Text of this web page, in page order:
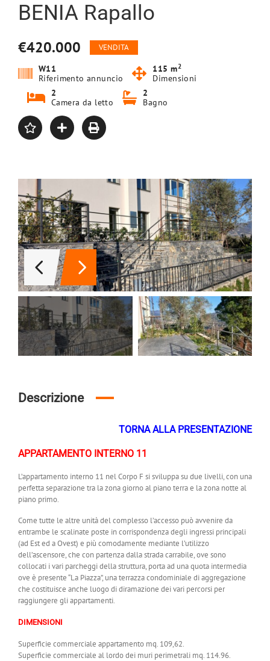
BENIA Rapallo
€420.000 VENDITA
W11
Riferimento annuncio
115 m2
Dimensioni
2
Camera da letto
2
Bagno
Descrizione
TORNA ALLA PRESENTAZIONE
APPARTAMENTO INTERNO 11
L’appartamento interno 11 nel Corpo F si sviluppa su due livelli, con una
perfetta separazione tra la zona giorno al piano terra e la zona notte al
piano primo.
Come tutte le altre unità del complesso l’accesso può avvenire da
entrambe le scalinate poste in corrispondenza degli ingressi principali
(ad Est ed a Ovest) e più comodamente mediante l’utilizzo
dell’ascensore, che con partenza dalla strada carrabile, ove sono
collocati i vari parcheggi della struttura, porta ad una quota intermedia
ove è presente “La Piazza”, una terrazza condominiale di aggregazione
che costituisce anche luogo di diramazione dei vari percorsi per
raggiungere gli appartamenti.
DIMENSIONI
Superficie commerciale appartamento mq. 109,62.
Superficie commerciale al lordo dei muri perimetrali mq. 114.96.